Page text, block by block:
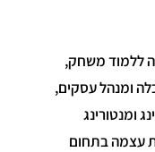
ללמוד משחק,
ומנהל עסקים,
ומנטורינג
עצמה בתחום